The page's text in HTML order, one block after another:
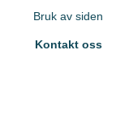
Bruk av siden
Kontakt oss